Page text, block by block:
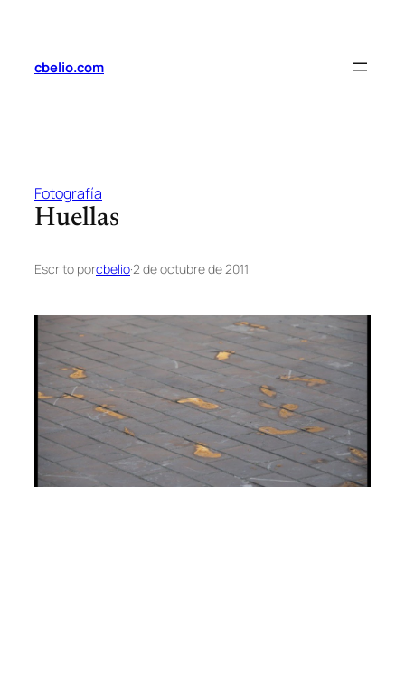
contenido
cbelio.com
Fotografía
Huellas
Escrito porcbelio·2 de octubre de 2011